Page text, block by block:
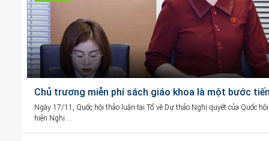
Chủ trương miễn phí sách giáo khoa là một bước
Ngày 17/11, Quốc hội thảo luận tại Tổ về Dự thảo Nghị quyết của Quốc
hiện Nghị …